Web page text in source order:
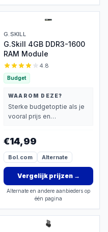
G.SKILL
G.Skill 4GB DDR3-1600
RAM Module
4.8
Budget
WAAROM DEZE?
Sterke budgetoptie als je
vooral prijs en
€14,99
Bol.com Alternate
Vergelijk prijzen→
Alternate en andere aanbieders op
één pagina